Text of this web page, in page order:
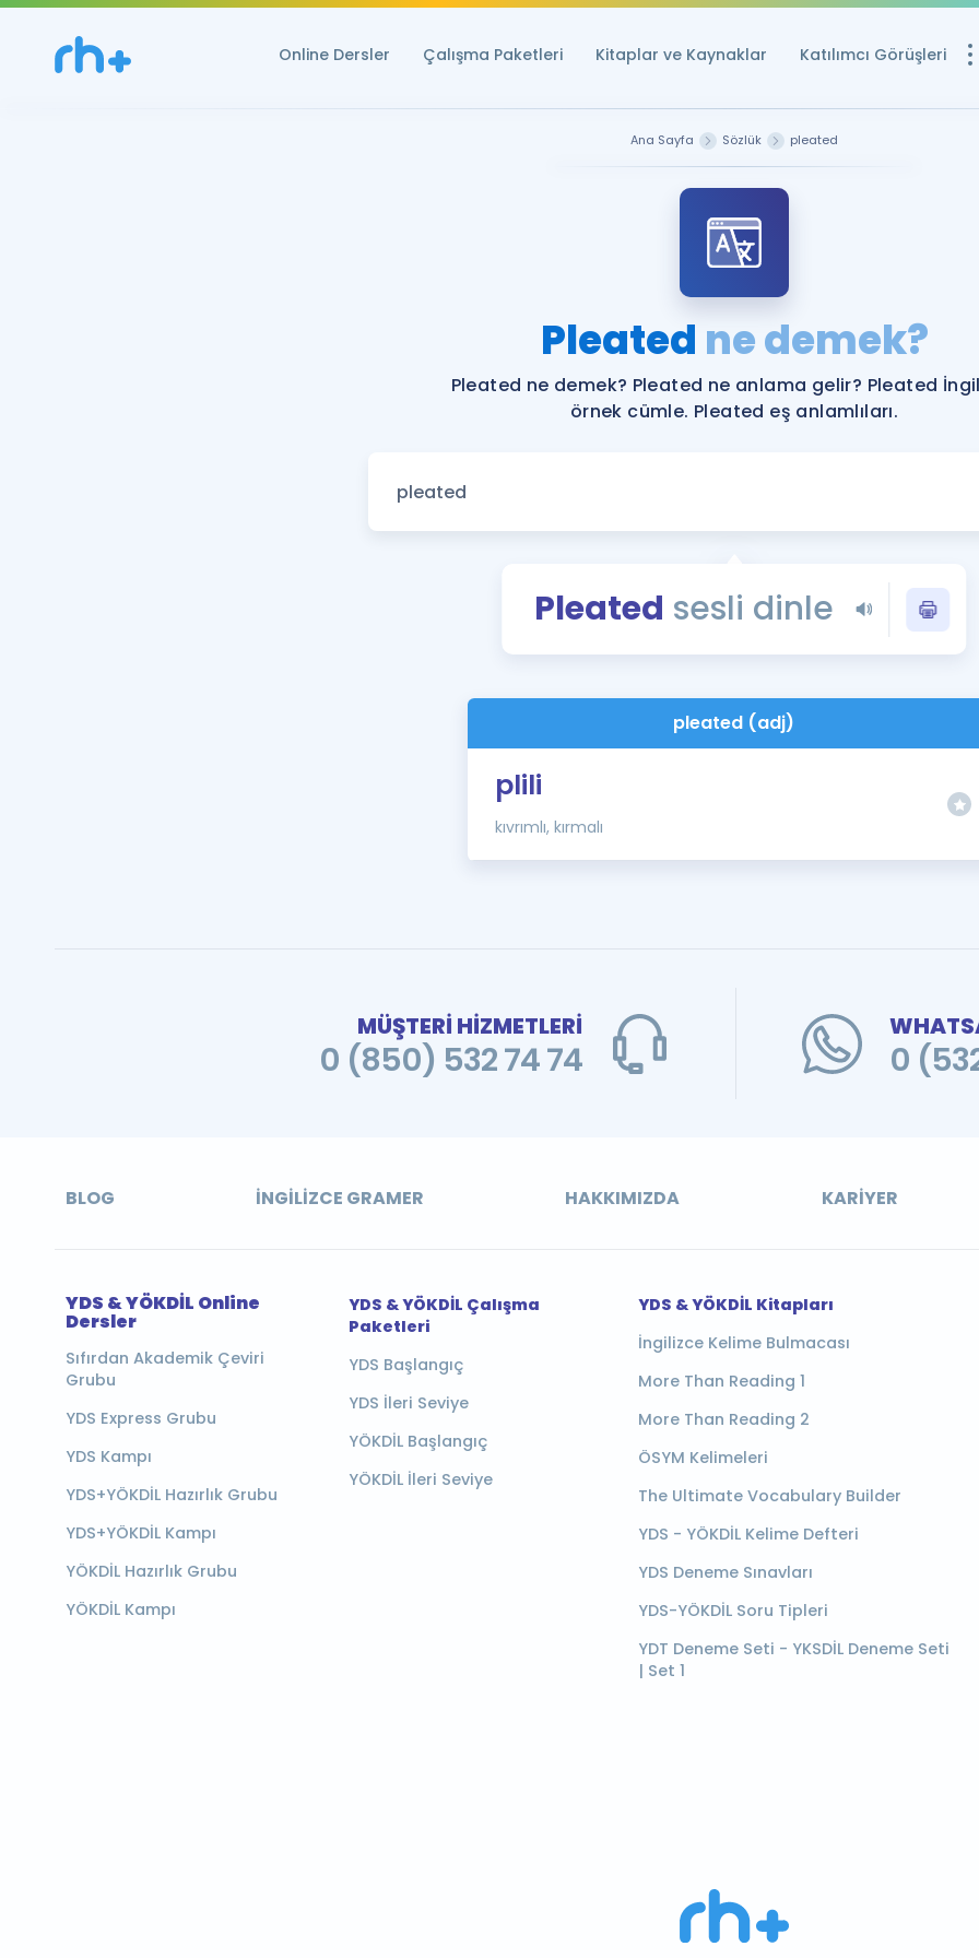
Online Dersler Çalışma Paketleri Kitaplar ve Kaynaklar Katılımcı Görüşleri
YDS ve YÖKDİL
Rehberlik Aracı
YDS ve YÖKDİL'e
Tüm ÖSYM
YDS - YÖKDİL
İngilizce Gramer
Ana Sayfa Sözlük pleated
Pleated ne demek?
Pleated ne demek? Pleated ne anlama gelir? Pleated
örnek cümle. Pleated eş anlamlıları.
Pleated sesli dinle
pleated (adj)
plili
kıvrımlı, kırmalı
MÜŞTERİ HİZMETLERİ
0 (850) 532 74 74 0
BLOG İNGILIZCE GRAMER HAKKIMIZDA KARIYER
YDS & YÖKDİL Online
Dersler
Sıfırdan Akademik Çeviri
Grubu
YDS Express Grubu
YDS Kampı
YDS+YÖKDİL Hazırlık Grubu
YDS+YÖKDİL Kampı
YÖKDİL Hazırlık Grubu
YÖKDİL Kampı
YDS & YÖKDİL Çalışma
Paketleri
YDS Başlangıç
YDS İleri Seviye
YÖKDİL Başlangıç
YÖKDİL İleri Seviye
YDS & YÖKDİL Kitapları
İngilizce Kelime Bulmacası
More Than Reading 1
More Than Reading 2
ÖSYM Kelimeleri
The Ultimate Vocabulary Builder
YDS - YÖKDİL Kelime Defteri
YDS Deneme Sınavları
YDS-YÖKDİL Soru Tipleri
YDT Deneme Seti - YKSDİL Deneme Seti
| Set 1